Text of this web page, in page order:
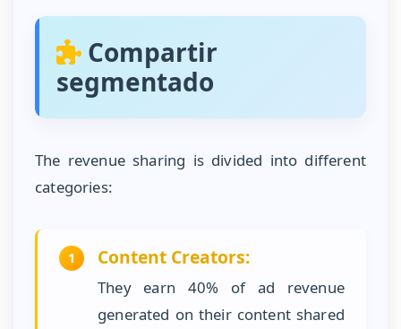
Compartir
segmentado
The revenue sharing is divided into different
categories:
1 Content Creators:
They earn 40% of ad revenue
generated on their content shared